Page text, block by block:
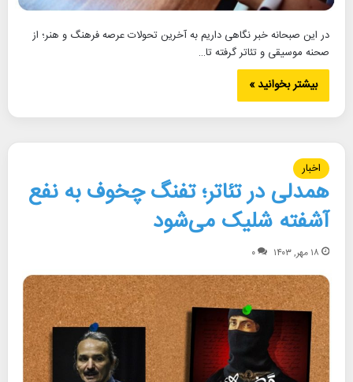
در این صبحانه خبر نگاهی داریم به آخرین تحولات عرصه فرهنگ و هنر؛ از
صحنه موسیقی و تئاتر گرفته تا…
بیشتر بخوانید »
اخبار
همدلی در تئاتر؛ تفنگ چخوف به نفع
آشفته شلیک می‌شود
۱۸ مهر, ۱۴۰۳ ۰